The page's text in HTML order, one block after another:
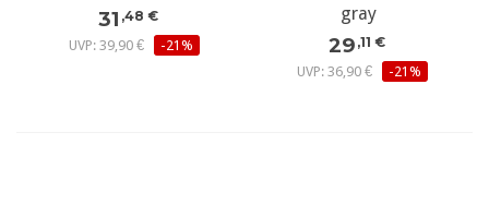
31 ,48 €
UVP: 39,90 €
-21%
gray
29 ,11 €
UVP: 36,90 €
-21%